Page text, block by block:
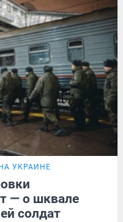
УКРАИНЕ
— о шквале
солдат